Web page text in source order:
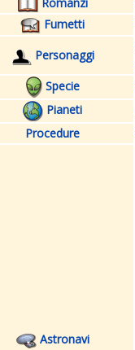
Romanzi
Fumetti
Personaggi
Specie
Pianeti
Procedure
Astronavi